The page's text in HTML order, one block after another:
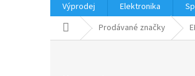
Výprodej Elektronika
Domů Prodávané značky